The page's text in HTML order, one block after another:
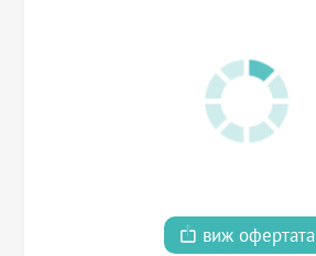
виж офертата